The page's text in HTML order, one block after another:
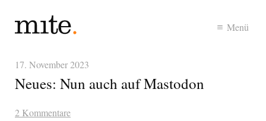
Menü
17. November 2023
Neues: Nun auch auf Mastodon
2 Kommentare